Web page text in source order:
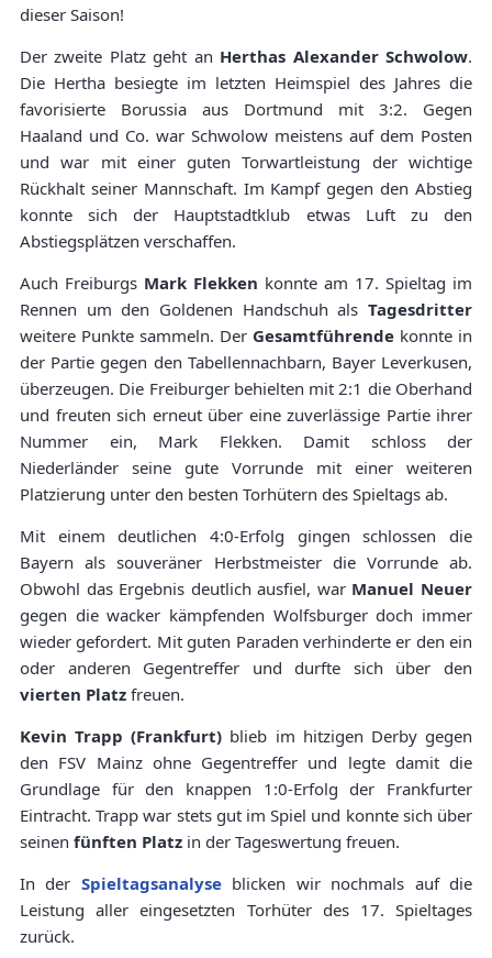
dieser Saison!
Der zweite Platz geht an Herthas Alexander Schwolow.
Die Hertha besiegte im letzten Heimspiel des Jahres die
favorisierte Borussia aus Dortmund mit 3:2. Gegen
Haaland und Co. war Schwolow meistens auf dem Posten
und war mit einer guten Torwartleistung der wichtige
Rückhalt seiner Mannschaft. Im Kampf gegen den Abstieg
konnte sich der Hauptstadtklub etwas Luft zu den
Abstiegsplätzen verschaffen.
Auch Freiburgs Mark Flekken konnte am 17. Spieltag im
Rennen um den Goldenen Handschuh als Tagesdritter
weitere Punkte sammeln. Der Gesamtführende konnte in
der Partie gegen den Tabellennachbarn, Bayer Leverkusen,
überzeugen. Die Freiburger behielten mit 2:1 die Oberhand
und freuten sich erneut über eine zuverlässige Partie ihrer
Nummer ein, Mark Flekken. Damit schloss der
Niederländer seine gute Vorrunde mit einer weiteren
Platzierung unter den besten Torhütern des Spieltags ab.
Mit einem deutlichen 4:0-Erfolg gingen schlossen die
Bayern als souveräner Herbstmeister die Vorrunde ab.
Obwohl das Ergebnis deutlich ausfiel, war Manuel Neuer
gegen die wacker kämpfenden Wolfsburger doch immer
wieder gefordert. Mit guten Paraden verhinderte er den ein
oder anderen Gegentreffer und durfte sich über den
vierten Platz freuen.
Kevin Trapp (Frankfurt) blieb im hitzigen Derby gegen
den FSV Mainz ohne Gegentreffer und legte damit die
Grundlage für den knappen 1:0-Erfolg der Frankfurter
Eintracht. Trapp war stets gut im Spiel und konnte sich über
seinen fünften Platz in der Tageswertung freuen.
In der Spieltagsanalyseblicken wir nochmals auf die
Leistung aller eingesetzten Torhüter des 17. Spieltages
zurück.